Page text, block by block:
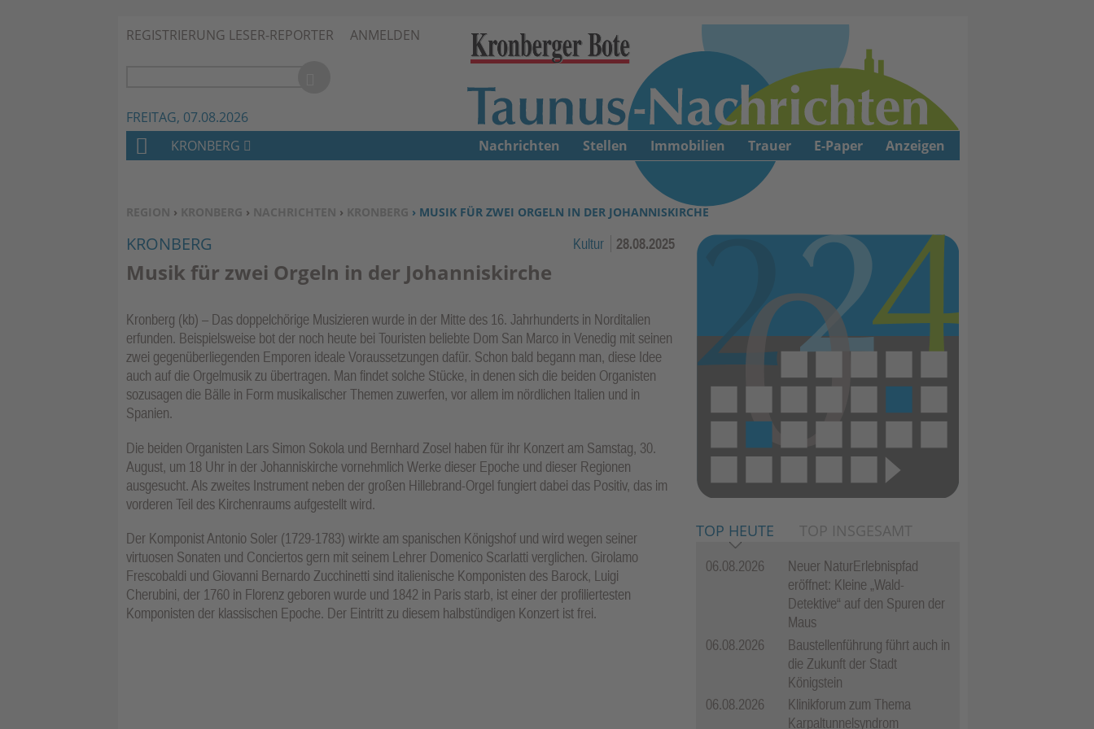
REGISTRIERUNG LESER-REPORTER ANMELDEN
FREITAG, 07.08.2026
SIE BEFINDEN SICH HIER:
REGION › KRONBERG › NACHRICHTEN › KRONBERG › MUSIK FÜR ZWEI ORGELN IN DER JOHANNISKIRCHE
KRONBERG Kultur 28.08.2025
Musik für zwei Orgeln in der Johanniskirche
Kronberg (kb) – Das doppelchörige Musizieren wurde in der Mitte des 16. Jahrhunderts in Norditalien
erfunden. Beispielsweise bot der noch heute bei Touristen beliebte Dom San Marco in Venedig mit seinen
zwei gegenüberliegenden Emporen ideale Voraussetzungen dafür. Schon bald begann man, diese Idee
auch auf die Orgelmusik zu übertragen. Man findet solche Stücke, in denen sich die beiden Organisten
sozusagen die Bälle in Form musikalischer Themen zuwerfen, vor allem im nördlichen Italien und in
Spanien.
Die beiden Organisten Lars Simon Sokola und Bernhard Zosel haben für ihr Konzert am Samstag, 30.
August, um 18 Uhr in der Johanniskirche vornehmlich Werke dieser Epoche und dieser Regionen
ausgesucht. Als zweites Instrument neben der großen Hillebrand-Orgel fungiert dabei das Positiv, das im
vorderen Teil des Kirchenraums aufgestellt wird.
Der Komponist Antonio Soler (1729-1783) wirkte am spanischen Königshof und wird wegen seiner
virtuosen Sonaten und Conciertos gern mit seinem Lehrer Domenico Scarlatti verglichen. Girolamo
Frescobaldi und Giovanni Bernardo Zucchinetti sind italienische Komponisten des Barock, Luigi
Cherubini, der 1760 in Florenz geboren wurde und 1842 in Paris starb, ist einer der profiliertesten
Komponisten der klassischen Epoche. Der Eintritt zu diesem halbstündigen Konzert ist frei.
TOP HEUTE TOP INSGESAMT
06.08.2026
Neuer NaturErlebnispfad
eröffnet: Kleine „Wald-
Detektive“ auf den Spuren der
Maus
06.08.2026
Baustellenführung führt auch in
die Zukunft der Stadt
Königstein
06.08.2026
Klinikforum zum Thema
Karpaltunnelsyndrom
H
M
E
KRONBERG Nachrichten Stellen Immobilien Trauer E-Paper Anzeigen